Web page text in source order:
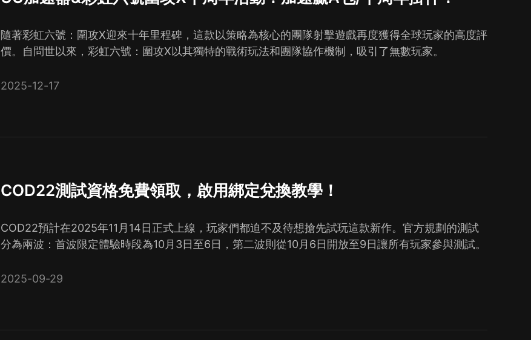
隨著彩虹六號：圍攻X迎來十年里程碑，這款以策略為核心的團隊射擊遊戲再度獲得全球玩家的高度評
價。自問世以來，彩虹六號：圍攻X以其獨特的戰術玩法和團隊協作機制，吸引了無數玩家。
2025-12-17
COD22測試資格免費領取，啟用綁定兌換教學！
COD22預計在2025年11月14日正式上線，玩家們都迫不及待想搶先試玩這款新作。官方規劃的測試
分為兩波：首波限定體驗時段為10月3日至6日，第二波則從10月6日開放至9日讓所有玩家參與測試。
2025-09-29